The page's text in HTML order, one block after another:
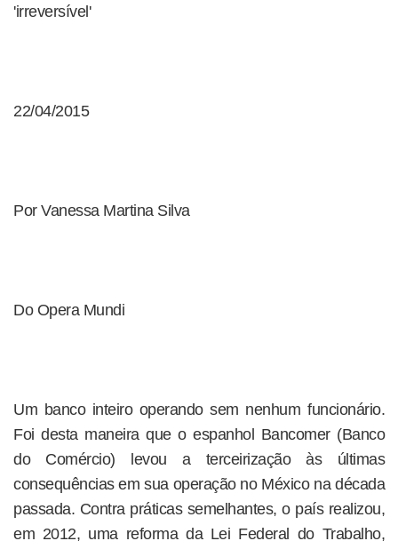
'irreversível'
22/04/2015
Por Vanessa Martina Silva
Do Opera Mundi
Um banco inteiro operando sem nenhum funcionário.
Foi desta maneira que o espanhol Bancomer (Banco
do Comércio) levou a terceirização às últimas
consequências em sua operação no México na década
passada. Contra práticas semelhantes, o país realizou,
em 2012, uma reforma da Lei Federal do Trabalho,